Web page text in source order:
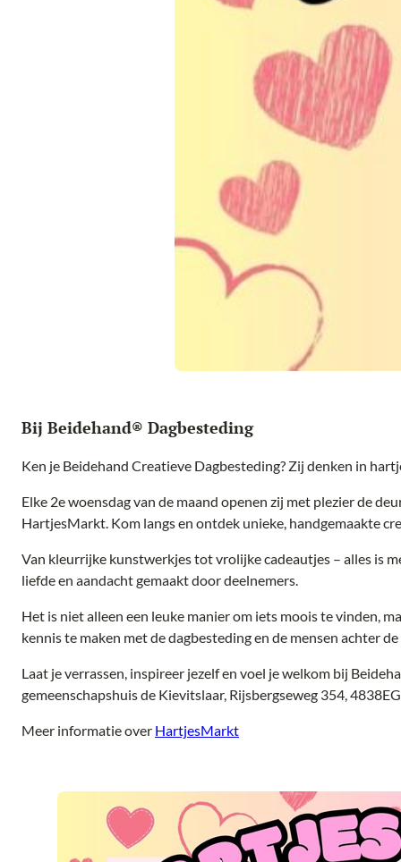
Bij Beidehand® Dagbesteding
Ken je Beidehand Creatieve Dagbesteding? Zij denken in
Elke 2e woensdag van de maand openen zij met plezier de
HartjesMarkt. Kom langs en ontdek unieke, handgemaakte
Van kleurrijke kunstwerkjes tot vrolijke cadeautjes – alles is
liefde en aandacht gemaakt door deelnemers.
Het is niet alleen een leuke manier om iets moois te vinden,
kennis te maken met de dagbesteding en de mensen achter
Laat je verrassen, inspireer jezelf en voel je welkom bij
gemeenschapshuis de Kievitslaar, Rijsbergseweg 354,
Meer informatie over HartjesMarkt